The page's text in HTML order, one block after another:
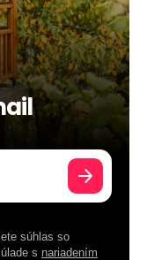
súhlas so
s nariadením